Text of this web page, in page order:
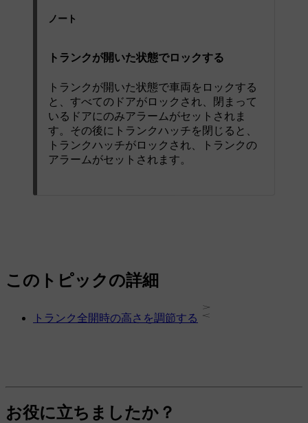
ノート
トランクが開いた状態でロックする
トランクが開いた状態で車両をロックする
と、すべてのドアがロックされ、閉まって
いるドアにのみアラームがセットされま
す。その後にトランクハッチを閉じると、
トランクハッチがロックされ、トランクの
アラームがセットされます。
このトピックの詳細
トランク全開時の高さを調節する
お役に立ちましたか？